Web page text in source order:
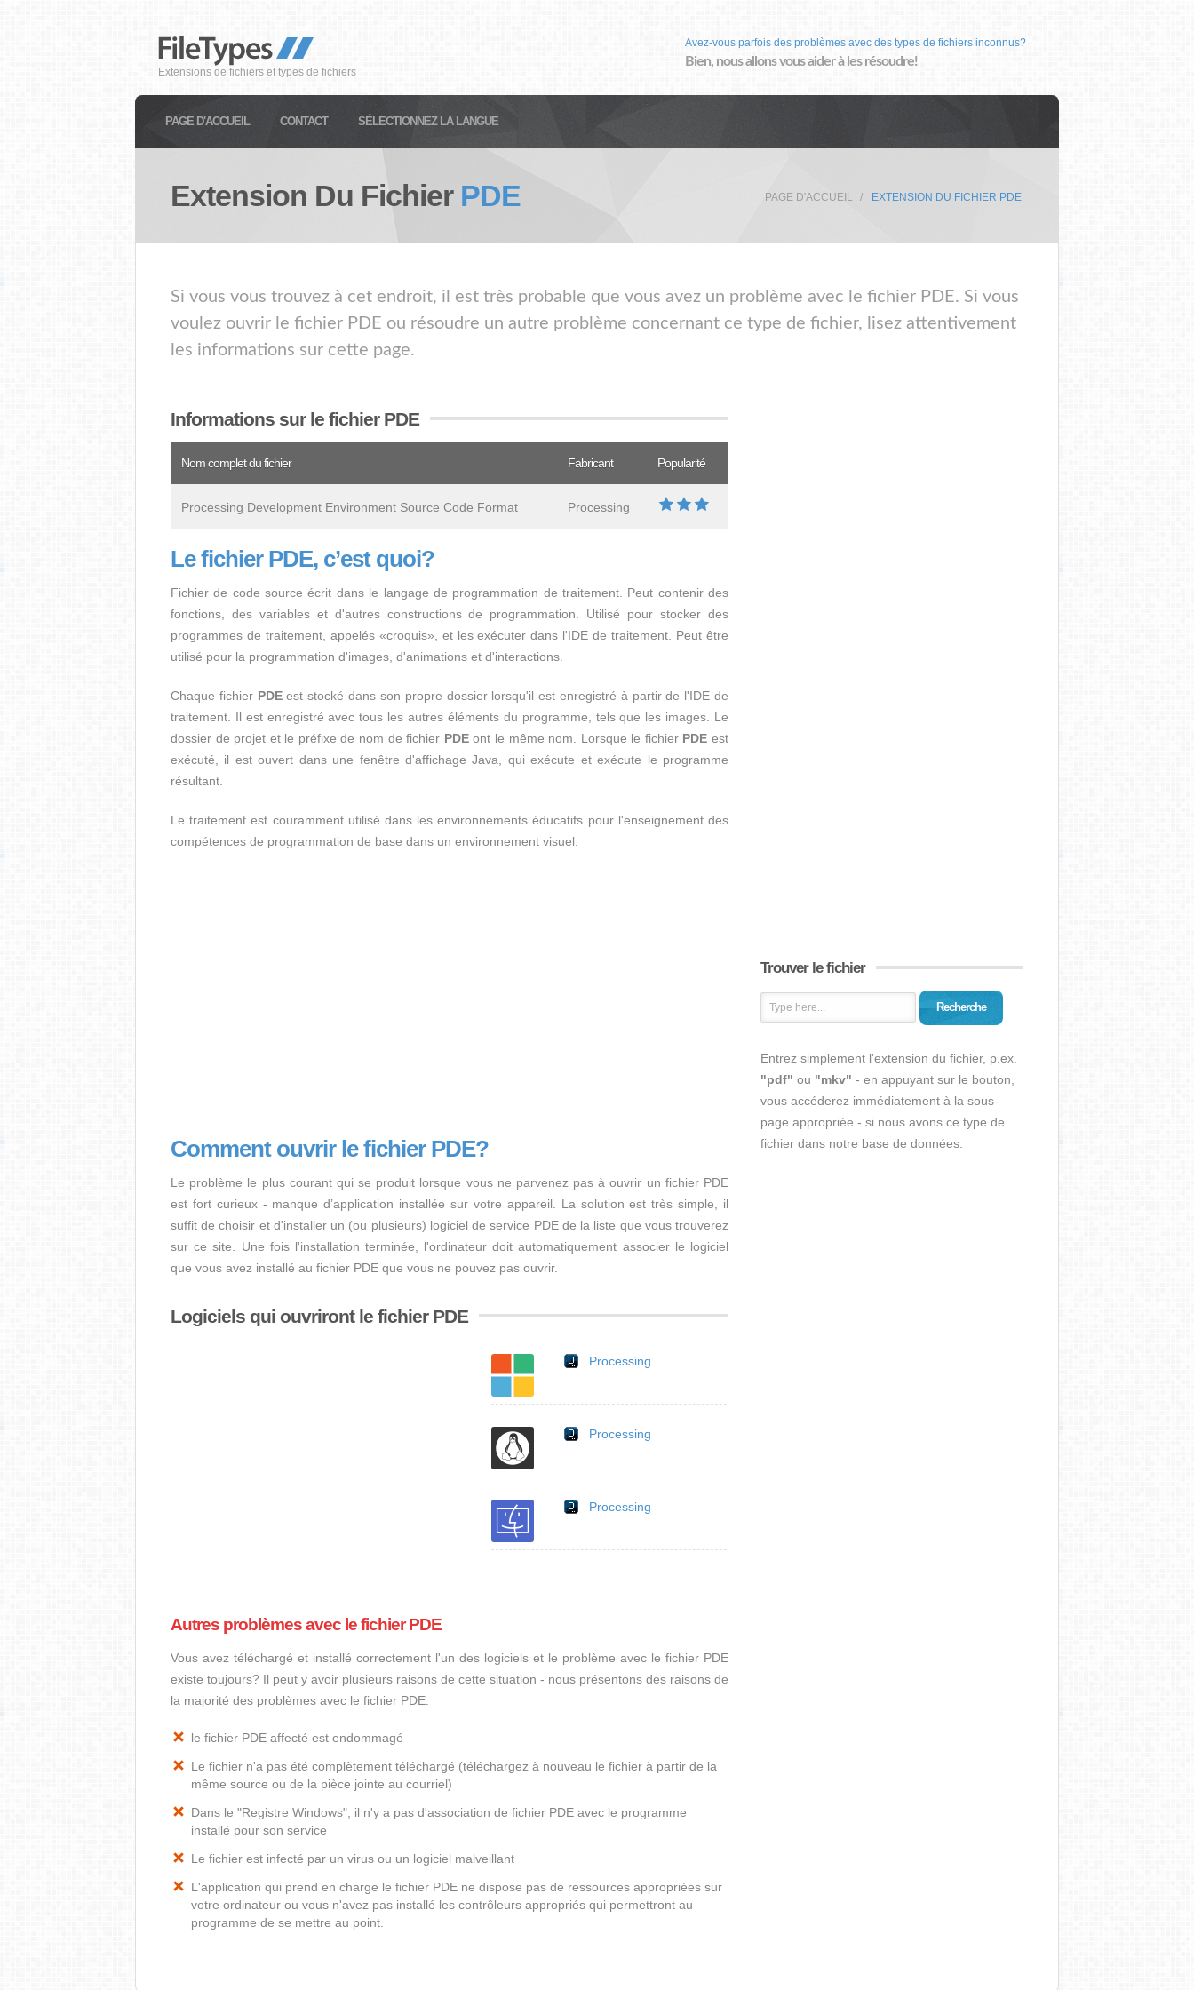
Extensions de fichiers et types de fichiers
Avez-vous parfois des problèmes avec des types de fichiers inconnus?
Bien, nous allons vous aider à les résoudre!
PAGE D'ACCUEIL CONTACT SÉLECTIONNEZ LA LANGUE
Extension Du Fichier PDE PAGE D'ACCUEIL EXTENSION DU FICHIER PDE
Si vous vous trouvez à cet endroit, il est très probable que vous avez un problème avec le fichier PDE. Si vous
voulez ouvrir le fichier PDE ou résoudre un autre problème concernant ce type de fichier, lisez attentivement
les informations sur cette page.
Informations sur le fichier PDE
Nom complet du fichier Fabricant Popularité
Processing Development Environment Source Code Format Processing
Le fichier PDE, c’est quoi?
Fichier de code source écrit dans le langage de programmation de traitement. Peut contenir des
fonctions, des variables et d'autres constructions de programmation. Utilisé pour stocker des
programmes de traitement, appelés «croquis», et les exécuter dans l'IDE de traitement. Peut être
utilisé pour la programmation d'images, d'animations et d'interactions.
Chaque fichier PDEest stocké dans son propre dossier lorsqu'il est enregistré à partir de l'IDE de
traitement. Il est enregistré avec tous les autres éléments du programme, tels que les images. Le
dossier de projet et le préfixe de nom de fichier PDEont le même nom. Lorsque le fichier PDE est
exécuté, il est ouvert dans une fenêtre d'affichage Java, qui exécute et exécute le programme
résultant.
Le traitement est couramment utilisé dans les environnements éducatifs pour l'enseignement des
compétences de programmation de base dans un environnement visuel.
Comment ouvrir le fichier PDE?
Le problème le plus courant qui se produit lorsque vous ne parvenez pas à ouvrir un fichier PDE
est fort curieux - manque d’application installée sur votre appareil. La solution est très simple, il
suffit de choisir et d'installer un (ou plusieurs) logiciel de service PDE de la liste que vous trouverez
sur ce site. Une fois l'installation terminée, l'ordinateur doit automatiquement associer le logiciel
que vous avez installé au fichier PDE que vous ne pouvez pas ouvrir.
Logiciels qui ouvriront le fichier PDE
Processing
Processing
Processing
Autres problèmes avec le fichier PDE
Vous avez téléchargé et installé correctement l'un des logiciels et le problème avec le fichier PDE
existe toujours? Il peut y avoir plusieurs raisons de cette situation - nous présentons des raisons de
la majorité des problèmes avec le fichier PDE:
le fichier PDE affecté est endommagé
Le fichier n'a pas été complètement téléchargé (téléchargez à nouveau le fichier à partir de la
même source ou de la pièce jointe au courriel)
Dans le "Registre Windows", il n'y a pas d'association de fichier PDE avec le programme
installé pour son service
Le fichier est infecté par un virus ou un logiciel malveillant
L'application qui prend en charge le fichier PDE ne dispose pas de ressources appropriées sur
votre ordinateur ou vous n'avez pas installé les contrôleurs appropriés qui permettront au
programme de se mettre au point.
Trouver le fichier
Recherche
Entrez simplement l'extension du fichier, p.ex.
"pdf" ou "mkv" - en appuyant sur le bouton,
vous accéderez immédiatement à la sous-
page appropriée - si nous avons ce type de
fichier dans notre base de données.